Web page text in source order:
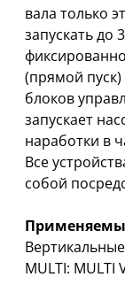
вала только
запускать до
(прямой
блоков
запускает
наработки в
Все
собой
MULTI: MULTI